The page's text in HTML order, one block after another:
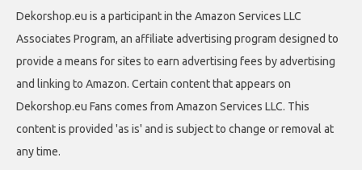
Dekorshop.eu is a participant in the Amazon Services LLC
Associates Program, an affiliate advertising program designed to
provide a means for sites to earn advertising fees by advertising
and linking to Amazon. Certain content that appears on
Dekorshop.eu Fans comes from Amazon Services LLC. This
content is provided 'as is' and is subject to change or removal at
any time.